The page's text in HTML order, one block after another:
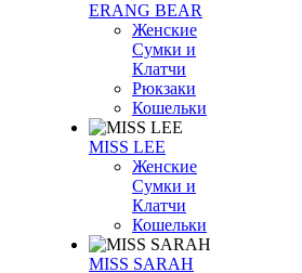
ERANG BEAR
Женские
Сумки и
Клатчи
Рюкзаки
Кошельки
MISS LEE
Женские
Сумки и
Клатчи
Кошельки
MISS SARAH